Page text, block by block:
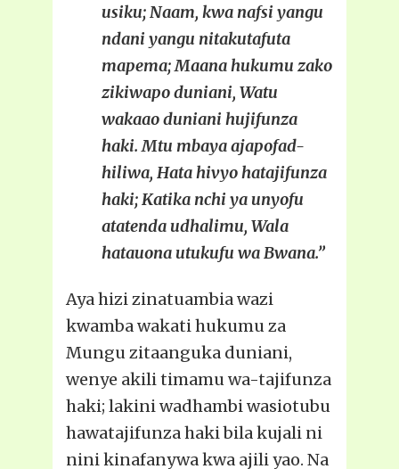
usiku; Naam, kwa nafsi yangu
ndani yangu nitakutafuta
mapema; Maana hukumu zako
zikiwapo duniani, Watu
wakaao duniani hujifunza
haki. Mtu mbaya ajapofad-
hiliwa, Hata hivyo hatajifunza
haki; Katika nchi ya unyofu
atatenda udhalimu, Wala
hatauona utukufu wa Bwana.”
Aya hizi zinatuambia wazi
kwamba wakati hukumu za
Mungu zitaanguka duniani,
wenye akili timamu wa-tajifunza
haki; lakini wadhambi wasiotubu
hawatajifunza haki bila kujali ni
nini kinafanywa kwa ajili yao. Na